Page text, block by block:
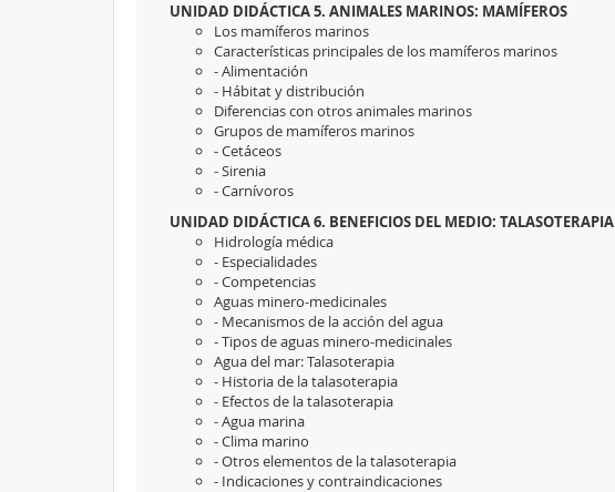
UNIDAD DIDÁCTICA 5. ANIMALES MARINOS: MAMÍFEROS
Los mamíferos marinos
Características principales de los mamíferos marinos
- Alimentación
- Hábitat y distribución
Diferencias con otros animales marinos
Grupos de mamíferos marinos
- Cetáceos
- Sirenia
- Carnívoros
UNIDAD DIDÁCTICA 6. BENEFICIOS DEL MEDIO: TALASOTERAPIA
Hidrología médica
- Especialidades
- Competencias
Aguas minero-medicinales
- Mecanismos de la acción del agua
- Tipos de aguas minero-medicinales
Agua del mar: Talasoterapia
- Historia de la talasoterapia
- Efectos de la talasoterapia
- Agua marina
- Clima marino
- Otros elementos de la talasoterapia
- Indicaciones y contraindicaciones